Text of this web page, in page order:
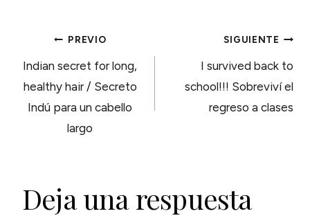
NAVEGACIÓN
DE
ENTRADAS
PREVIO
Indian secret for long,
healthy hair / Secreto
Indú para un cabello
largo
SIGUIENTE
I survived back to
school!!! Sobreviví el
regreso a clases
Deja una respuesta